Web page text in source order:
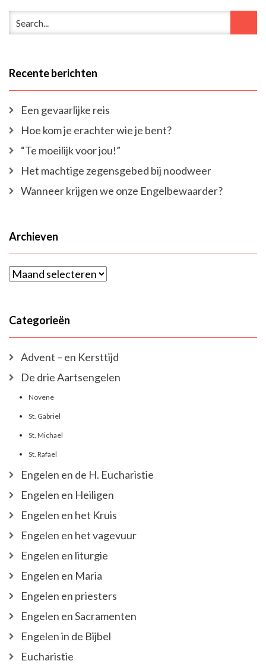
Recente berichten
Een gevaarlijke reis
Hoe kom je erachter wie je bent?
“Te moeilijk voor jou!”
Het machtige zegensgebed bij noodweer
Wanneer krijgen we onze Engelbewaarder?
Archieven
Archieven
Categorieën
Advent – en Kersttijd
De drie Aartsengelen
Novene
St. Gabriel
St. Michael
St. Rafael
Engelen en de H. Eucharistie
Engelen en Heiligen
Engelen en het Kruis
Engelen en het vagevuur
Engelen en liturgie
Engelen en Maria
Engelen en priesters
Engelen en Sacramenten
Engelen in de Bijbel
Eucharistie